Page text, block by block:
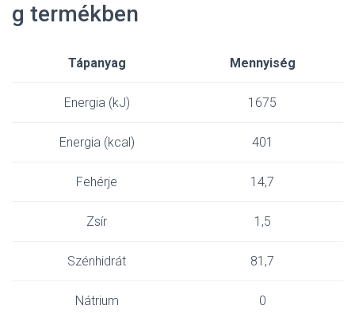
g termékben
Tápanyag Mennyiség
Energia (kJ) 1675
Energia (kcal) 401
Fehérje 14,7
Zsír 1,5
Szénhidrát 81,7
Nátrium 0